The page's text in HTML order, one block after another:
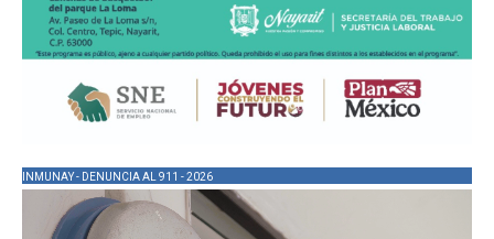
INMUNAY - DENUNCIA AL 911 - 2026